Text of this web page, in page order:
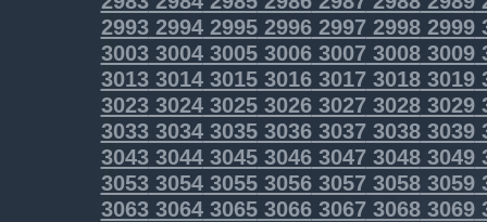
2993299429952996299729982999
3003300430053006300730083009
3013301430153016301730183019
3023302430253026302730283029
3033303430353036303730383039
3043304430453046304730483049
3053305430553056305730583059
3063306430653066306730683069